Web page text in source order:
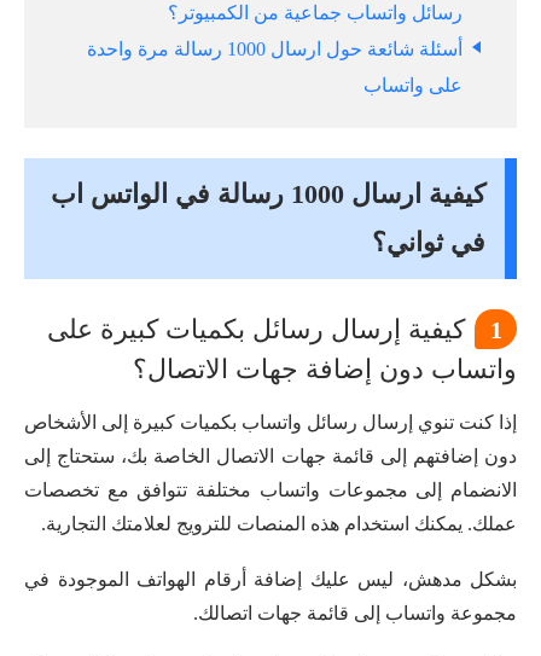
رسائل واتساب جماعية من الكمبيوتر؟
أسئلة شائعة حول ارسال 1000 رسالة مرة واحدة
على واتساب
كيفية ارسال 1000 رسالة في الواتس اب
في ثواني؟
1
كيفية إرسال رسائل بكميات كبيرة على
واتساب دون إضافة جهات الاتصال؟
إذا كنت تنوي إرسال رسائل واتساب بكميات كبيرة إلى الأشخاص
دون إضافتهم إلى قائمة جهات الاتصال الخاصة بك، ستحتاج إلى
الانضمام إلى مجموعات واتساب مختلفة تتوافق مع تخصصات
عملك. يمكنك استخدام هذه المنصات للترويج لعلامتك التجارية.
بشكل مدهش، ليس عليك إضافة أرقام الهواتف الموجودة في
مجموعة واتساب إلى قائمة جهات اتصالك.